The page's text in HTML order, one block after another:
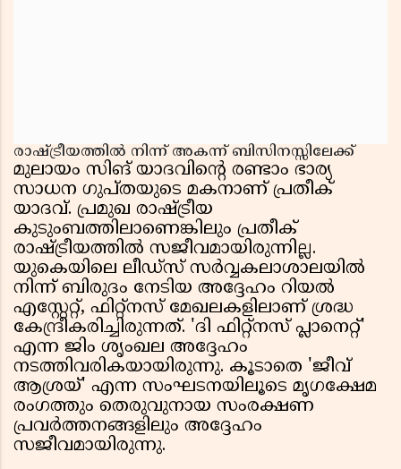
രാഷ്ട്രീയത്തിൽ നിന്ന് അകന്ന് ബിസിനസ്സിലേക്ക്
മുലായം സിങ് യാദവിൻ്റെ രണ്ടാം ഭാര്യ
സാധന ഗുപ്തയുടെ മകനാണ് പ്രതീക്
യാദവ്. പ്രമുഖ രാഷ്ട്രീയ
കുടുംബത്തിലാണെങ്കിലും പ്രതീക്
രാഷ്ട്രീയത്തിൽ സജീവമായിരുന്നില്ല.
യുകെയിലെ ലീഡ്‌സ് സർവ്വകലാശാലയിൽ
നിന്ന് ബിരുദം നേടിയ അദ്ദേഹം റിയൽ
എസ്റ്റേറ്റ്, ഫിറ്റ്‌നസ് മേഖലകളിലാണ് ശ്രദ്ധ
കേന്ദ്രീകരിച്ചിരുന്നത്. 'ദി ഫിറ്റ്‌നസ് പ്ലാനെറ്റ്'
എന്ന ജിം ശൃംഖല അദ്ദേഹം
നടത്തിവരികയായിരുന്നു. കൂടാതെ 'ജീവ്
ആശ്രയ്' എന്ന സംഘടനയിലൂടെ മൃഗക്ഷേമ
രംഗത്തും തെരുവുനായ സംരക്ഷണ
പ്രവർത്തനങ്ങളിലും അദ്ദേഹം
സജീവമായിരുന്നു.